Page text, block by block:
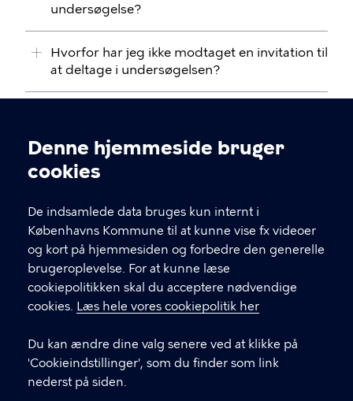
Cookieindstillinger
Denne hjemmeside bruger
cookies
De indsamlede data bruges kun internt i
Københavns Kommune til at kunne vise fx videoer
og kort på hjemmesiden og forbedre den generelle
brugeroplevelse. For at kunne læse
cookiepolitikken skal du acceptere nødvendige
cookies. Læs hele vores cookiepolitik her
Du kan ændre dine valg senere ved at klikke på
'Cookieindstillinger', som du finder som link
nederst på siden.
undersøgelse?
Hvorfor har jeg ikke modtaget en invitation til
at deltage i undersøgelsen?
KONTAKT
Koncernservice
Borups Allé 177
2400 København NV